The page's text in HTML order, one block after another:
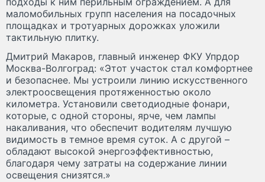
маломобильных групп населения на посадочных
площадках и тротуарных дорожках уложили
тактильную плитку.
Дмитрий Макаров, главный инженер ФКУ Упрдор
Москва-Волгоград: «Этот участок стал комфортнее
и безопаснее. Мы устроили линию искусственного
электроосвещения протяженностью около
километра. Установили светодиодные фонари,
которые, с одной стороны, ярче, чем лампы
накаливания, что обеспечит водителям лучшую
видимость в темное время суток. А с другой –
обладают высокой энергоэффективностью,
благодаря чему затраты на содержание линии
освещения снизятся.»